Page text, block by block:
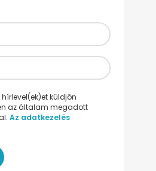
küldjön
az általam megadott
Az adatkezelés